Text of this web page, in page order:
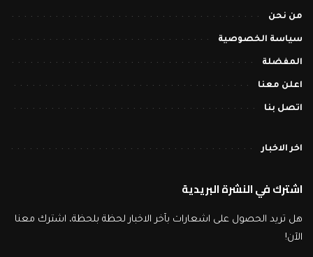
من نحن
سياسة الخصوصية
المفضلة
اعلن معنا
اتصل بنا
اخر الاخبار
اشترك في النشرة البريدية
هل تريد الحصول على اشعارات بآخر الاخبار لحظة بلحظة، اشترك معنا
الآن!